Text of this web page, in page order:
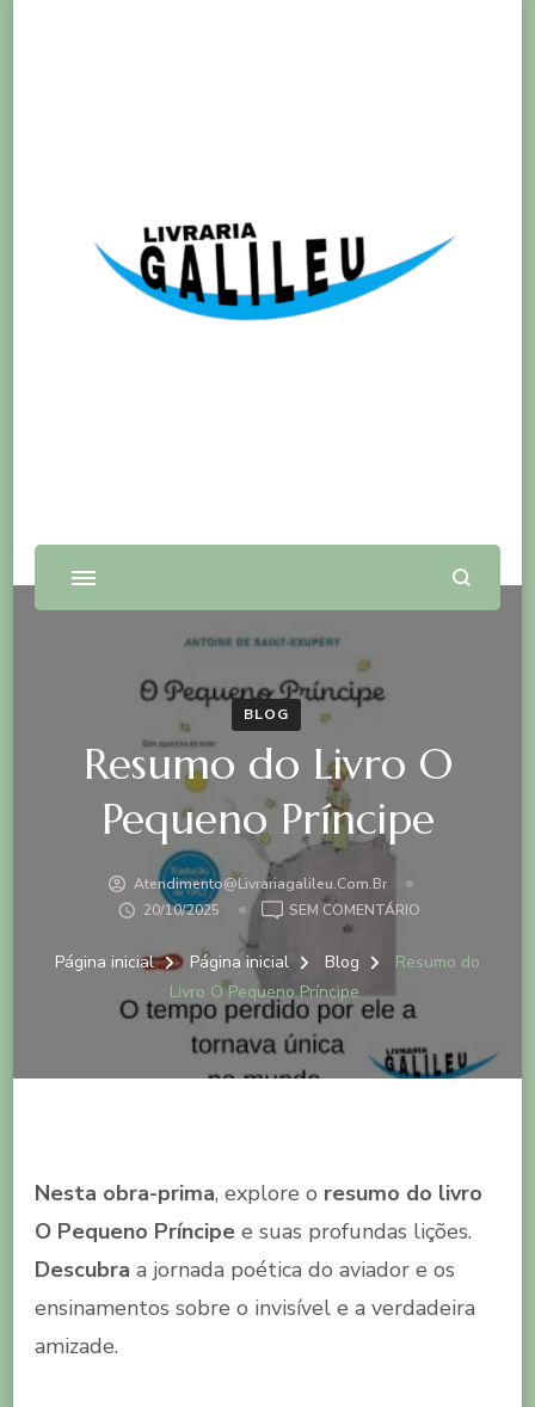
BLOG
Resumo do Livro O
Pequeno Príncipe
Atendimento@livrariagalileu.com.br
20/10/2025
SEM COMENTÁRIOEM
DO
PRÍNCIPE
Página inicial Página inicial Blog
Resumo do
Livro O Pequeno Príncipe
Nesta obra-prima, explore o resumo do livro
O Pequeno Príncipe e suas profundas lições.
Descubra a jornada poética do aviador e os
ensinamentos sobre o invisível e a verdadeira
amizade.